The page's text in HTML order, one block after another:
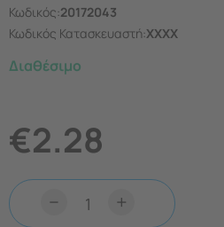
Κωδικός:20172043
Κωδικός Κατασκευαστή:XXXX
Διαθέσιμο
€2.28
− +